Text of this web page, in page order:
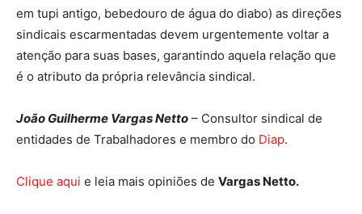
em tupi antigo, bebedouro de água do diabo) as direções
sindicais escarmentadas devem urgentemente voltar a
atenção para suas bases, garantindo aquela relação que
é o atributo da própria relevância sindical.
João Guilherme Vargas Netto – Consultor sindical de
entidades de Trabalhadores e membro do Diap.
Clique aqui e leia mais opiniões de Vargas Netto.